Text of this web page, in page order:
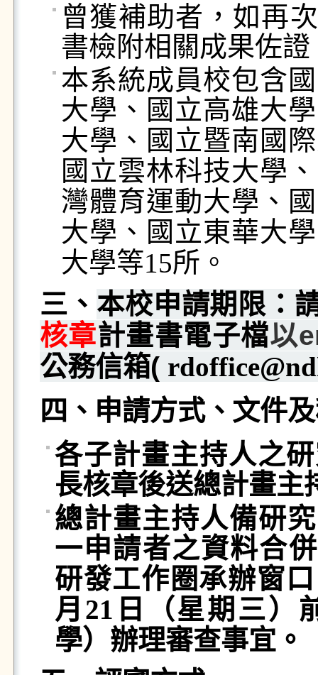
曾獲補助者，如再
書檢附相關成果佐證
本系統成員校包含
大學、國立高雄大
大學、國立暨南國
國立雲林科技大學
灣體育運動大學、
大學、國立東華大
大學等15所。
三、 本校申請期限：
核章計畫書電子檔以
公務信箱(
四、申請方式、文件
各子計畫主持人之
長核章後送總計畫主
總計畫主持人備研
一申請者之資料合
研發工作圈承辦窗
月21日（星期三）
學）辦理審查事宜。